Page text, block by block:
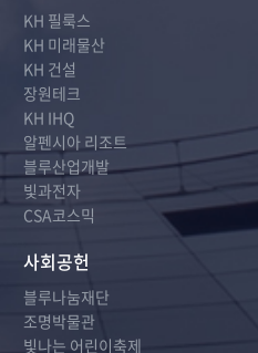
KH 필룩스
KH 미래물산
KH 건설
장원테크
KH IHQ
알펜시아 리조트
블루산업개발
빛과전자
CSA코스믹
사회공헌
블루나눔재단
조명박물관
빛나는 어린이축제